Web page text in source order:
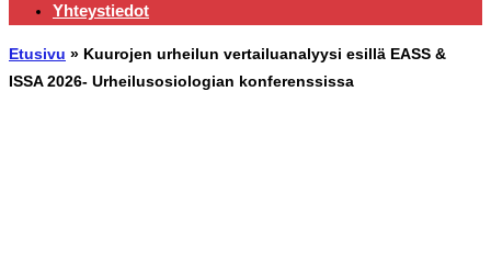
Yhteystiedot
Etusivu » Kuurojen urheilun vertailuanalyysi esillä EASS &
ISSA 2026- Urheilusosiologian konferenssissa